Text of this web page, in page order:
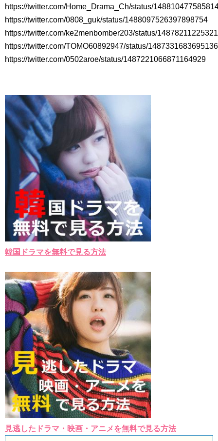
俳優カン・ギヨン、突然の熱愛宣言…「キム秘書がなぜそう
か」出演で話題 Big News TV
https://twitter.com/Home_Drama_Ch/status/
https://twitter.com/0808_guk/status/1488097526397898754
https://twitter.com/ke2menbomber203/status/
https://twitter.com/TOMO60892947/status/
https://twitter.com/0502aroe/status/1487221066871164929
韓国ドラマを無料で見る方法
見逃したドラマ・映画・アニメを無料で見る方法